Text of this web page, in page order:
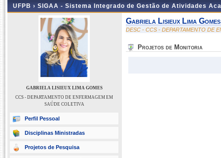
UFPB › SIGAA - Sistema Integrado de Gestão de Atividades
GABRIELA LISIEUX LIMA GOMES
CCS - DEPARTAMENTO DE ENFERMAGEM EM
SAÚDE COLETIVA
Perfil Pessoal
Disciplinas Ministradas
Projetos de Pesquisa
Gabriela Lisieux Lima Gomes
DESC - CCS - DEPARTAMENTO DE
Projetos de Monitoria